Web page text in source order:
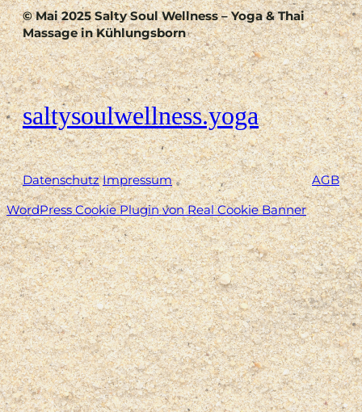
© Mai 2025 Salty Soul Wellness – Yoga & Thai
Massage in Kühlungsborn
saltysoulwellness.yoga
Datenschutz Impressum AGB
WordPress Cookie Plugin von Real Cookie Banner